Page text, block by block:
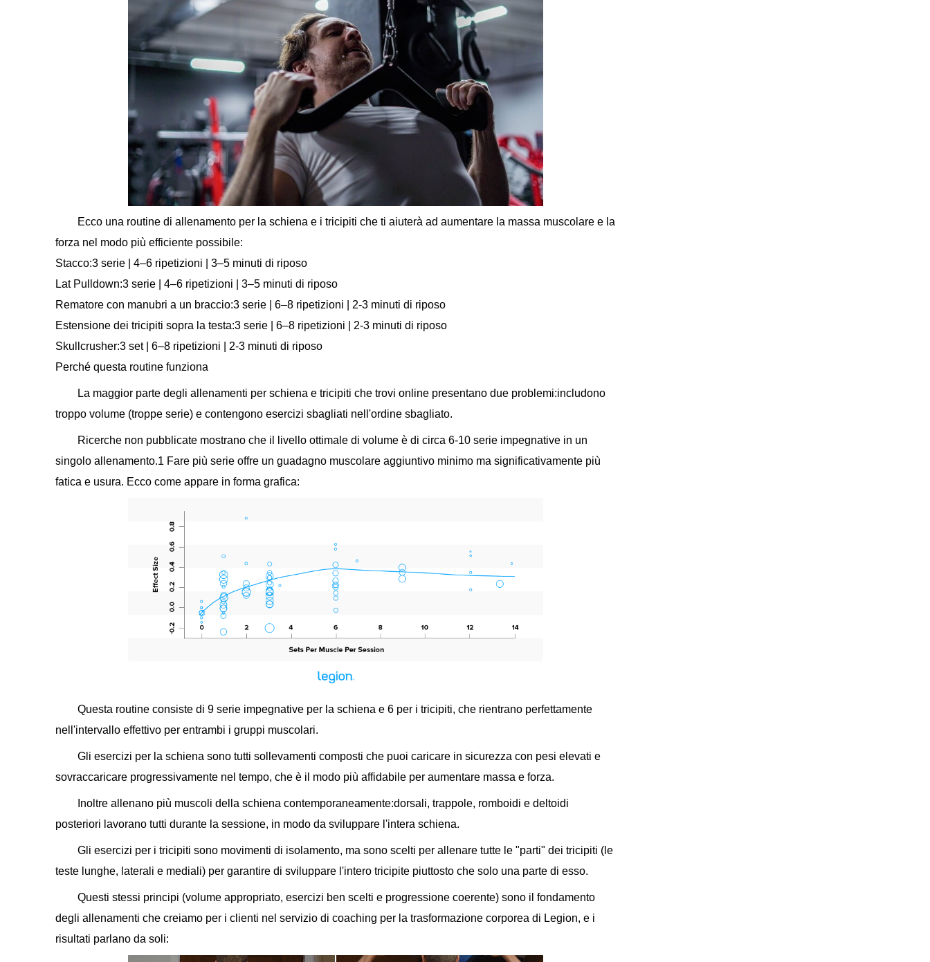
Ecco una routine di allenamento per la schiena e i tricipiti che ti aiuterà ad aumentare la massa muscolare e la
forza nel modo più efficiente possibile:
Stacco:3 serie | 4–6 ripetizioni | 3–5 minuti di riposo
Lat Pulldown:3 serie | 4–6 ripetizioni | 3–5 minuti di riposo
Rematore con manubri a un braccio:3 serie | 6–8 ripetizioni | 2-3 minuti di riposo
Estensione dei tricipiti sopra la testa:3 serie | 6–8 ripetizioni | 2-3 minuti di riposo
Skullcrusher:3 set | 6–8 ripetizioni | 2-3 minuti di riposo
Perché questa routine funziona
La maggior parte degli allenamenti per schiena e tricipiti che trovi online presentano due problemi:includono
troppo volume (troppe serie) e contengono esercizi sbagliati nell'ordine sbagliato.
Ricerche non pubblicate mostrano che il livello ottimale di volume è di circa 6-10 serie impegnative in un
singolo allenamento.1 Fare più serie offre un guadagno muscolare aggiuntivo minimo ma significativamente più
fatica e usura. Ecco come appare in forma grafica:
Questa routine consiste di 9 serie impegnative per la schiena e 6 per i tricipiti, che rientrano perfettamente
nell'intervallo effettivo per entrambi i gruppi muscolari.
Gli esercizi per la schiena sono tutti sollevamenti composti che puoi caricare in sicurezza con pesi elevati e
sovraccaricare progressivamente nel tempo, che è il modo più affidabile per aumentare massa e forza.
Inoltre allenano più muscoli della schiena contemporaneamente:dorsali, trappole, romboidi e deltoidi
posteriori lavorano tutti durante la sessione, in modo da sviluppare l'intera schiena.
Gli esercizi per i tricipiti sono movimenti di isolamento, ma sono scelti per allenare tutte le "parti" dei tricipiti (le
teste lunghe, laterali e mediali) per garantire di sviluppare l'intero tricipite piuttosto che solo una parte di esso.
Questi stessi principi (volume appropriato, esercizi ben scelti e progressione coerente) sono il fondamento
degli allenamenti che creiamo per i clienti nel servizio di coaching per la trasformazione corporea di Legion, e i
risultati parlano da soli: